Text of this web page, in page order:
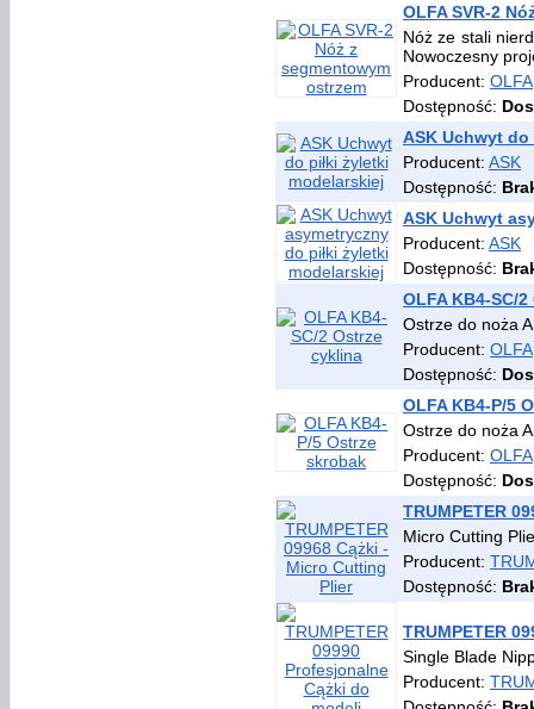
OLFA SVR-2
Nóż ze stali
Nowoczesny
Producent: OLFA
Dostępność:
ASK Uchwyt
Producent: ASK
Dostępność:
ASK Uchwyt
Producent: ASK
Dostępność:
OLFA KB4-SC/
Ostrze do noża
Producent: OLFA
Dostępność:
OLFA KB4-P/5
Ostrze do noża
Producent: OLFA
Dostępność:
TRUMPETER
Micro Cutting
Producent:
Dostępność:
TRUMPETER
Single Blade
Producent: